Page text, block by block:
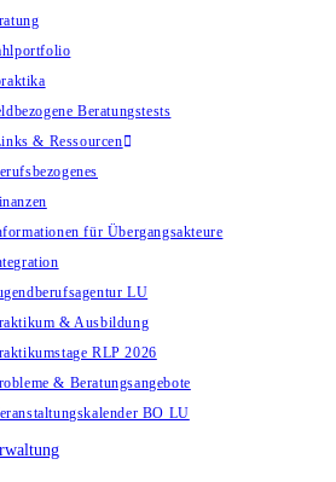
Beratungstests
& Ressourcen
für Übergangsakteure
LU
& Ausbildung
RLP 2026
& Beratungsangebote
BO LU